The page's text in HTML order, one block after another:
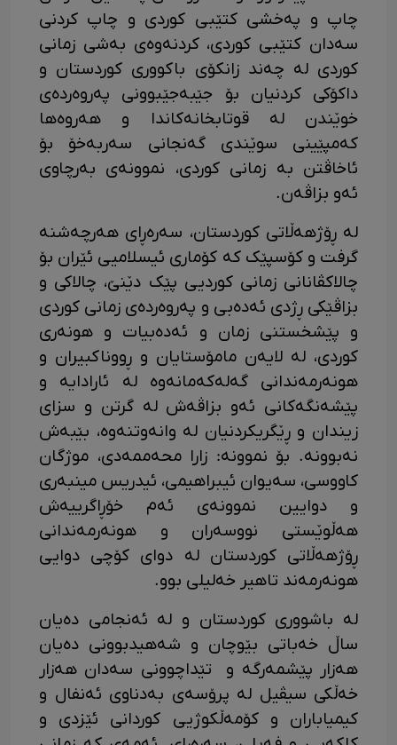
چاپ و پەخشی کتێبی کوردی و چاپ کردنی
سەدان کتێبی کوردی، کردنەوەی بەشی زمانی
کوردی لە چەند زانکۆی باکووری کوردستان و
داکۆکی کردنیان بۆ جێبەجێبوونی پەروەردەی
خوێندن لە قوتابخانەکاندا و هەروەها
کەمپێینی سوێندی گەنجانی سەربەخۆ بۆ
ئاخاڤتن بە زمانی کوردی، نموونەی بەرچاوی
ئەو بزاڤەن.
‎لە ڕۆژهەڵاتی کوردستان، سەرەڕای هەرچەشنە
گرفت و کۆسپێک کە کۆماری ئیسلامیی ئێران بۆ
چالاکڤانانی زمانی کوردیی پێک دێنێ، چالاکی و
بزاڤێکی ڕژدی ئەدەبی و پەروەردەی زمانی کوردی
و پێشخستنی زمان و ئەدەبیات و هونەری
کوردی، لە لایەن مامۆستایان و ڕووناکبیران و
هونەرمەندانی گەلەکەمانەوە لە ئارادایە و
پێشەنگەکانی ئەو بزاڤەش لە گرتن و سزای
زیندان و ڕێگریکردنیان لە وانەوتنەوە، بێبەش
نەبوونە. بۆ نموونە: زارا محەممەدی، موژگان
کاووسی، سەیوان ئیبراهیمی، ئیدریس مینبەری
و دوایین نموونەی ئەم خۆڕاگرییەش
هەڵوێستی نووسەران و هونەرمەندانی
ڕۆژهەڵاتی کوردستان لە دوای کۆچی دوایی
هونەرمەند تاهیر خەلیلی بوو.
لە باشووری کوردستان و لە ئەنجامی دەیان
ساڵ خەباتی بێوچان و شەهیدبوونی دەیان
هەزار پێشمەرگە و تێداچوونی سەدان هەزار
خەڵکی سیڤیل لە پرۆسەی بەدناوی ئەنفال و
کیمیاباران و کۆمەڵکوژیی کوردانی ئێزدی و